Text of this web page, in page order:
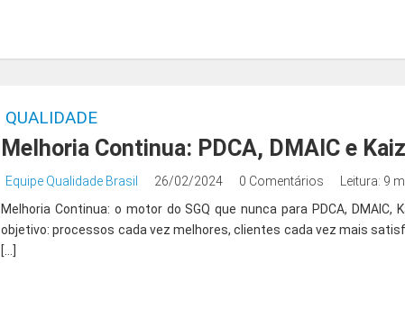
QUALIDADE
Melhoria Continua: PDCA, DMAIC e
Equipe Qualidade Brasil 26/02/2024 0 Comentários
Leitura: 9
Melhoria Continua: o motor do SGQ que nunca para PDCA,
objetivo: processos cada vez melhores, clientes cada vez mais
[…]